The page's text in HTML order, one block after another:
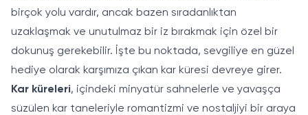
birçok yolu vardır, ancak bazen sıradanlıktan
uzaklaşmak ve unutulmaz bir iz bırakmak için özel bir
dokunuş gerekebilir. İşte bu noktada, sevgiliye en güzel
hediye olarak karşımıza çıkan kar küresi devreye girer.
Kar küreleri, içindeki minyatür sahnelerle ve yavaşça
süzülen kar taneleriyle romantizmi ve nostaljiyi bir araya